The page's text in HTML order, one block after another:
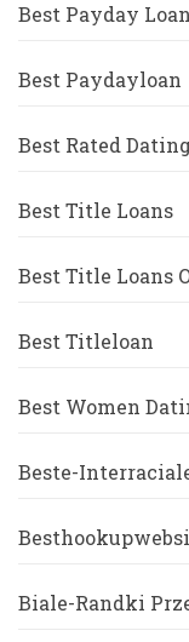
Best Payday
Best Paydayloan
Best Rated
Best Title Loans
Best Title Loans
Best Titleloan
Best Women
Beste-
Biale-Randki